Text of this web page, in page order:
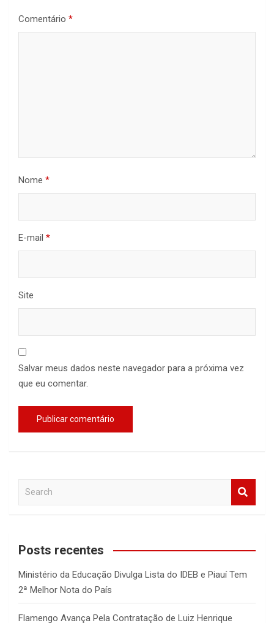
Comentário *
Nome *
E-mail *
Site
Salvar meus dados neste navegador para a próxima vez
que eu comentar.
a
c
Posts recentes
Ministério da Educação Divulga Lista do IDEB e Piauí Tem
2ª Melhor Nota do País
Flamengo Avança Pela Contratação de Luiz Henrique